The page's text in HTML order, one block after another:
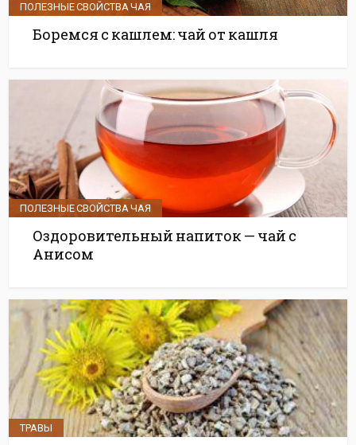
ПОЛЕЗНЫЕ СВОЙСТВА ЧАЯ
Боремся с кашлем: чай от кашля
ПОЛЕЗНЫЕ СВОЙСТВА ЧАЯ
Оздоровительный напиток — чай с
Анисом
ТРАВЫ